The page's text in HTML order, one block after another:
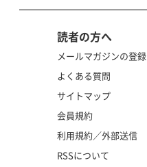
読者の方へ
メールマガジンの登録
よくある質問
サイトマップ
会員規約
利用規約／外部送信
RSSについて